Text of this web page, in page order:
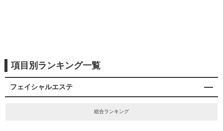
項目別ランキング一覧
フェイシャルエステ
総合ランキング